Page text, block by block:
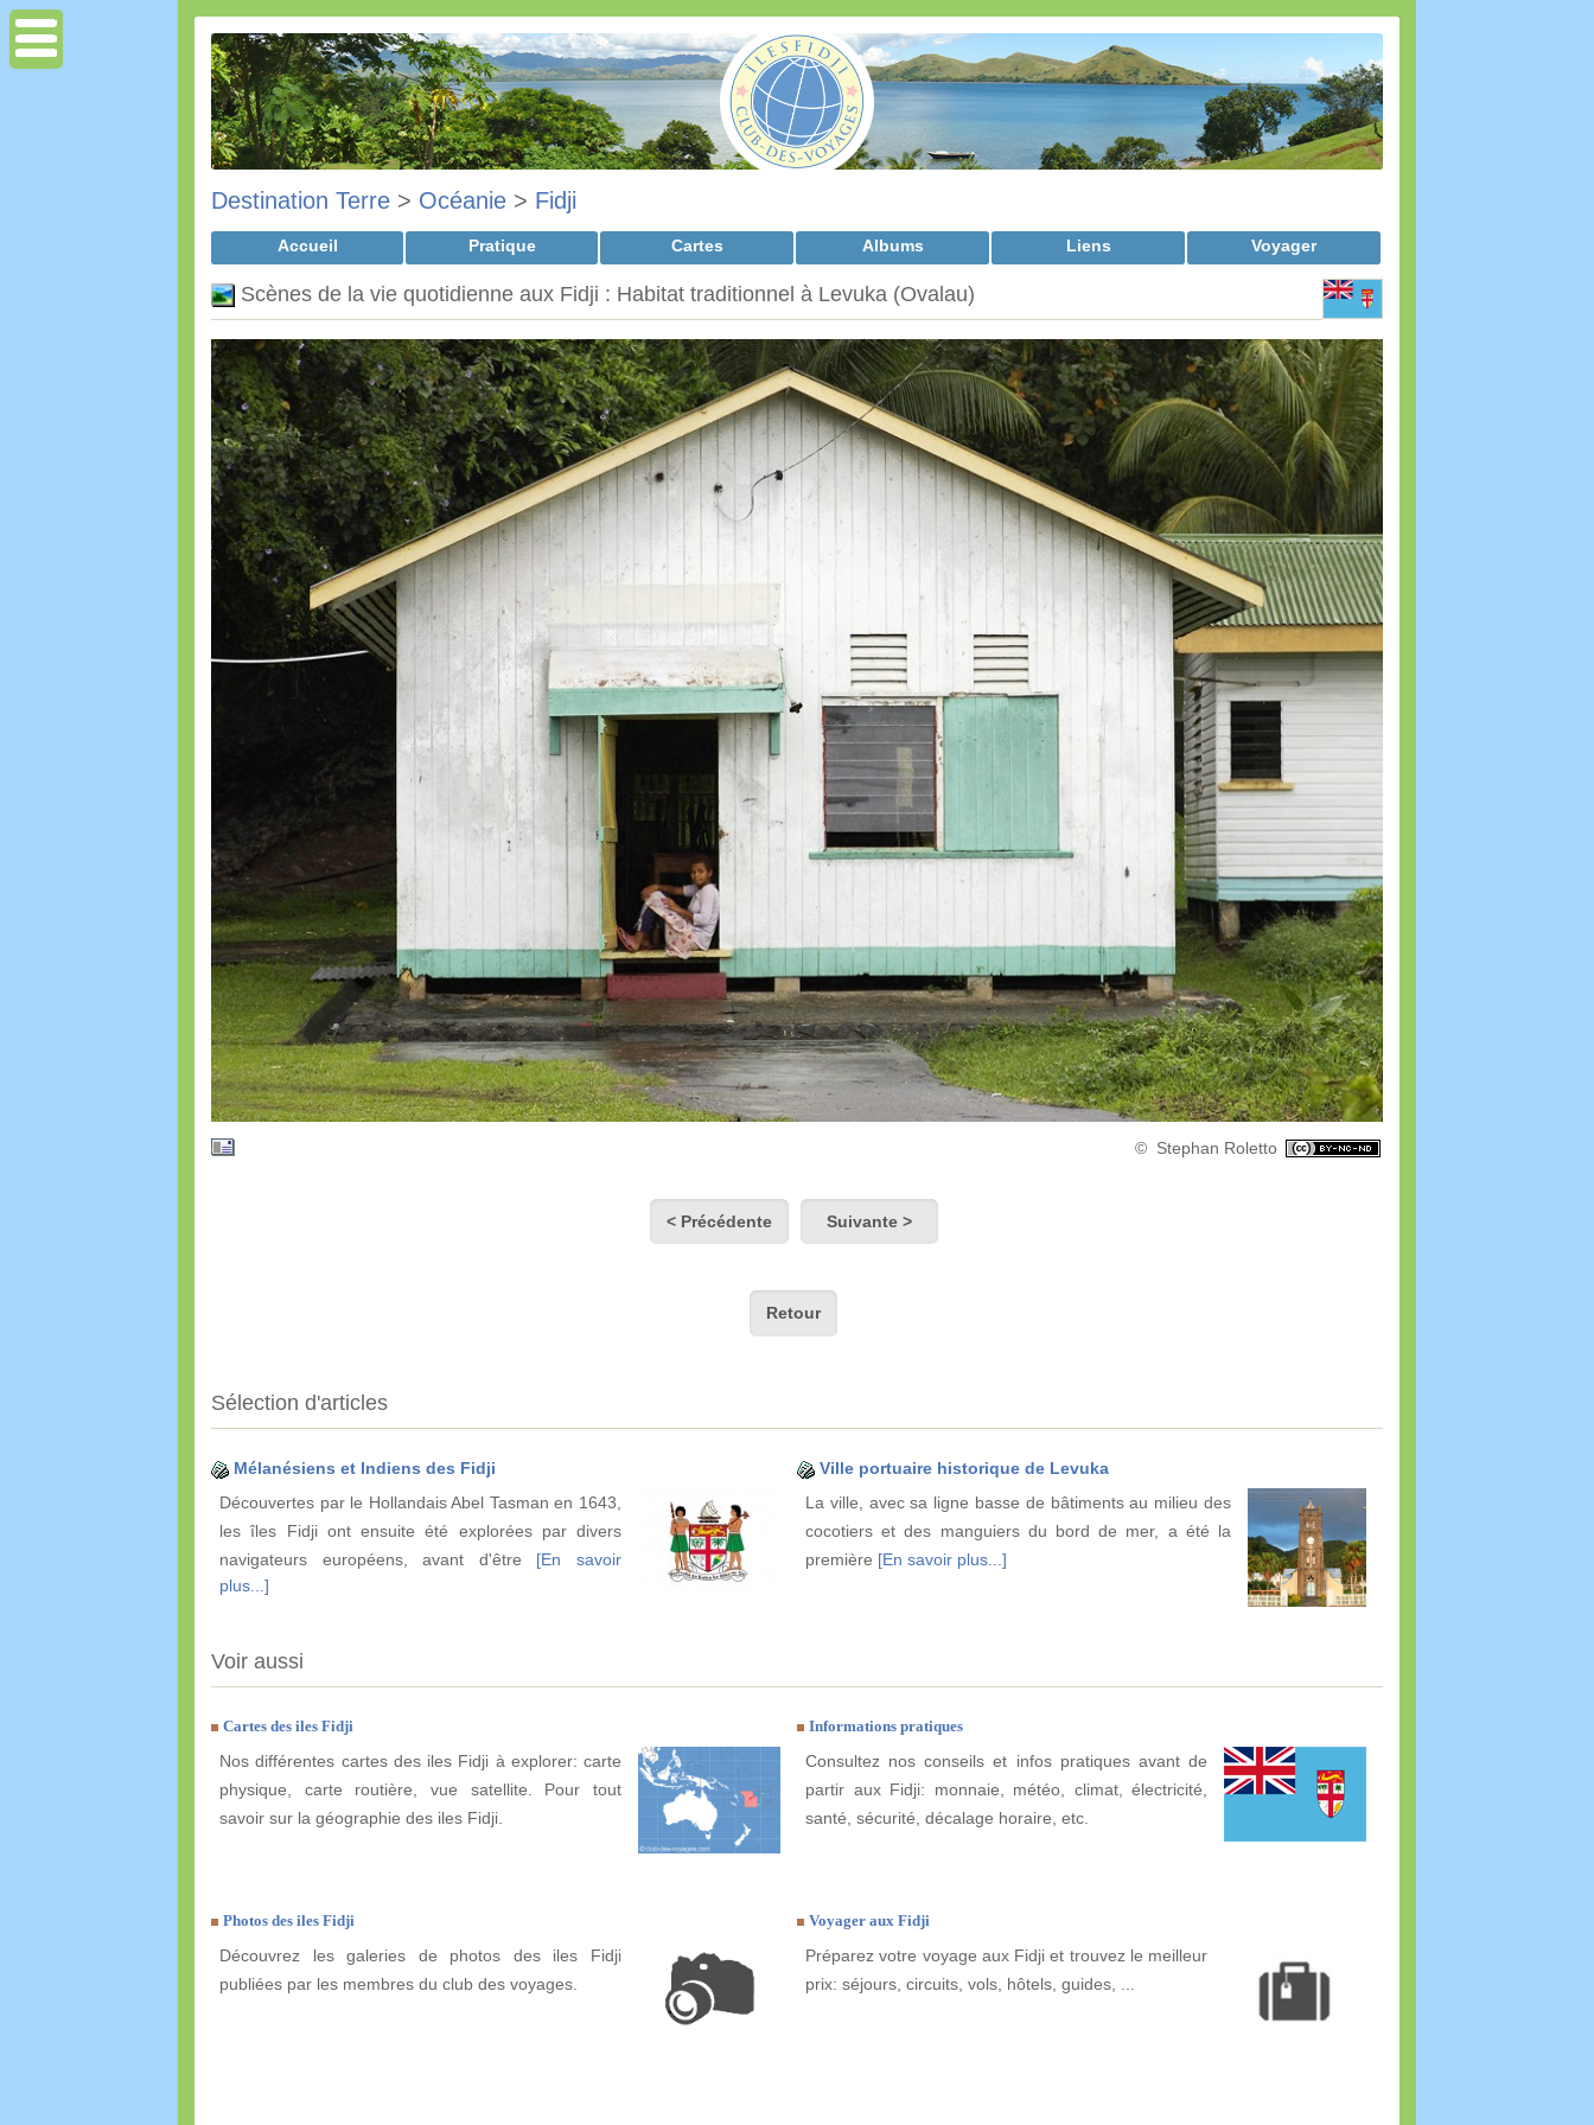
Destination Terre > Océanie > Fidji
Accueil Pratique Cartes Albums Liens Voyager
Scènes de la vie quotidienne aux Fidji : Habitat traditionnel à Levuka (Ovalau)
© Stephan Roletto
< Précédente Suivante >
Retour
Sélection d'articles
Mélanésiens et Indiens des Fidji
Découvertes par le Hollandais Abel Tasman en 1643,
les îles Fidji ont ensuite été explorées par divers
navigateurs européens, avant d'être [En savoir
plus...]
Ville portuaire historique de Levuka
La ville, avec sa ligne basse de bâtiments au milieu des
cocotiers et des manguiers du bord de mer, a été la
première [En savoir plus...]
Voir aussi
Cartes des iles Fidji
Nos différentes cartes des iles Fidji à explorer: carte
physique, carte routière, vue satellite. Pour tout
savoir sur la géographie des iles Fidji.
Informations pratiques
Consultez nos conseils et infos pratiques avant de
partir aux Fidji: monnaie, météo, climat, électricité,
santé, sécurité, décalage horaire, etc.
Photos des iles Fidji
Découvrez les galeries de photos des iles Fidji
publiées par les membres du club des voyages.
Voyager aux Fidji
Préparez votre voyage aux Fidji et trouvez le meilleur
prix: séjours, circuits, vols, hôtels, guides, ...